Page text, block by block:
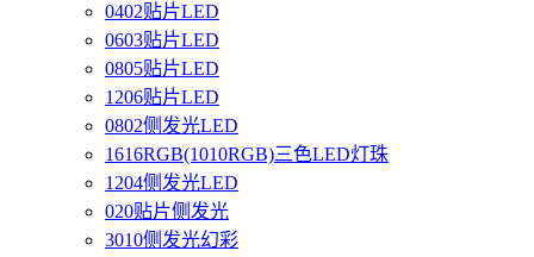
0402贴片LED
0603贴片LED
0805贴片LED
1206贴片LED
0802侧发光LED
1616RGB(1010RGB)三色LED灯珠
1204侧发光LED
020贴片侧发光
3010侧发光幻彩